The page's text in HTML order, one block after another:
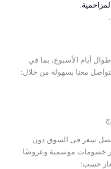
.
.
أيام الأسبوع، بما في
معنا بسهولة من خلال:
سعر في السوق دون
خصومات موسمية وعروضًا
حسب: